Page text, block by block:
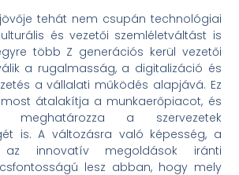
tehát nem csupán technológiai
és vezetői szemléletváltást is
több Z generációs kerül vezetői
a rugalmasság, a digitalizáció és
a vállalati működés alapjává. Ez
átalakítja a munkaerőpiacot, és
meghatározza a szervezetek
is. A változásra való képesség, a
innovatív megoldások iránti
lesz abban, hogy mely